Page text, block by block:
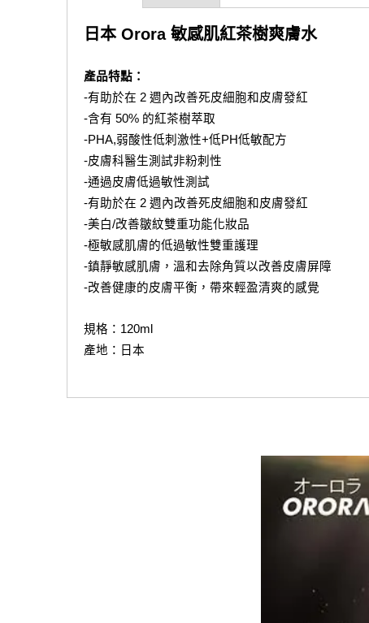
日本 Orora 敏感肌紅茶樹爽膚水
產品特點：
-有助於在 2 週內改善死皮細胞和皮膚發紅
-含有 50% 的紅茶樹萃取
-PHA,弱酸性低刺激性+低PH低敏配方
-皮膚科醫生測試非粉刺性
-通過皮膚低過敏性測試
-有助於在 2 週內改善死皮細胞和皮膚發紅
-美白/改善皺紋雙重功能化妝品
-極敏感肌膚的低過敏性雙重護理
-鎮靜敏感肌膚，溫和去除角質以改善皮膚屏障
-改善健康的皮膚平衡，帶來輕盈清爽的感覺
規格：120ml
產地：日本